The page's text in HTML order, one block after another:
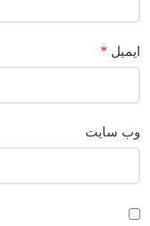
ایمیل *
وب‌ سایت